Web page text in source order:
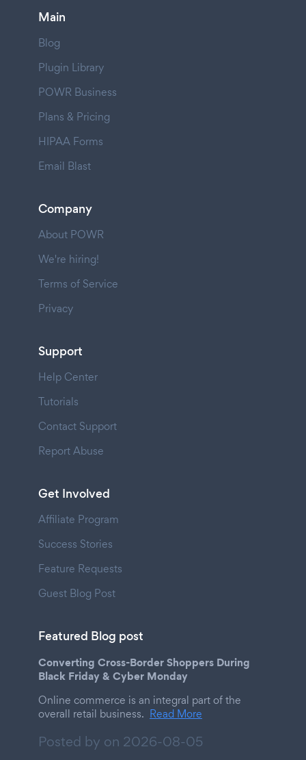
Main
Blog
Plugin Library
POWR Business
Plans & Pricing
HIPAA Forms
Email Blast
Company
About POWR
We're hiring!
Terms of Service
Privacy
Support
Help Center
Tutorials
Contact Support
Report Abuse
Get Involved
Affiliate Program
Success Stories
Feature Requests
Guest Blog Post
Featured Blog post
Converting Cross-Border Shoppers During
Black Friday & Cyber Monday
Online commerce is an integral part of the
overall retail business. Read More
Posted by on 2026-08-05